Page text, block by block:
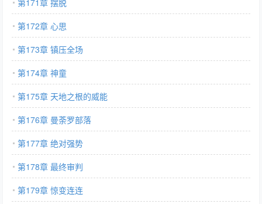
第171章 摆脱
第172章 心思
第173章 镇压全场
第174章 神童
第175章 天地之根的威能
第176章 曼荼罗部落
第177章 绝对强势
第178章 最终审判
第179章 惊变连连